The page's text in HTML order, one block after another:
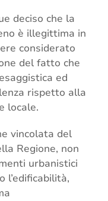
deciso che la
è illegittima in
considerato
del fatto che
ed
rispetto alla
locale.
vincolata del
Regione, non
urbanistici
l’edificabilità,